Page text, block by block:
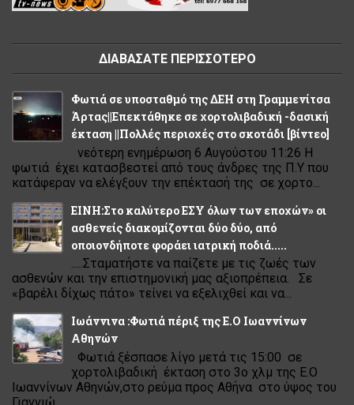
ΔΙΑΒΑΣΑΤΕ ΠΕΡΙΣΣΟΤΕΡΟ
Φωτιά σε υποσταθμό της ΔΕΗ στη Γραμμενίτσα
Άρτας||Επεκτάθηκε σε χορτολιβαδική -δασική
έκταση ||Πολλές περιοχές στο σκοτάδι [βίντεο]
νεότερη ενημέρωση 6 Αυγούστου 11:26 Η
φωτιά έχει κατασβεστεί από τους άνδρες της Π.Υ που
κατάφεραν να ελέγξουν την επέκτασή της σε χορτο...
ΕΙΝΗ:Στο καλύτερο ΕΣΥ όλων των εποχών» οι
ασθενείς διακομίζονται δύο δύο, από
οποιονδήποτε φοράει ιατρική ποδιά.....
.....Σταματήστε να παίζετε με τις ζωές των
ασθενών και την επιστημονική μας αξιοπρέπεια. Σε
«βαρέλι δίχως πάτο» τείνει να εξελιχθεί και να...
Ιωάννινα :Φωτιά πέριξ της Ε.Ο Ιωαννίνων
Αθηνών
Φωτιά ξέσπασε λίγο μετά τις 15:00 σε
χορτολιβαδική έκταση στο 3ο χλμ της Ε.Ο
Ιωαννίνων Αθηνών,στο ρεύμα προς Αθήνα στο ύψος του